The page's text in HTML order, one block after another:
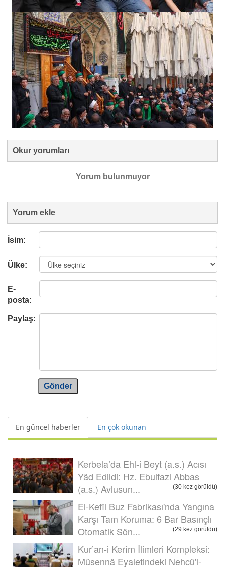
Okur yorumları
Yorum bulunmuyor
Yorum ekle
İsim:
Ülke:
E-
posta:
Paylaş:
Gönder
En güncel haberler En çok okunan
Kerbela’da Ehl-i Beyt (a.s.) Acısı
Yâd Edildi: Hz. Ebulfazl Abbas
(a.s.) Avlusun...
(30 kez görüldü)
El-Kefîl Buz Fabrikası'nda Yangına
Karşı Tam Koruma: 6 Bar Basınçlı
Otomatik Sön...
(29 kez görüldü)
Kur’an-i Kerîm İlimleri Kompleksi:
Müsennâ Eyaletindeki Nehcü'l-